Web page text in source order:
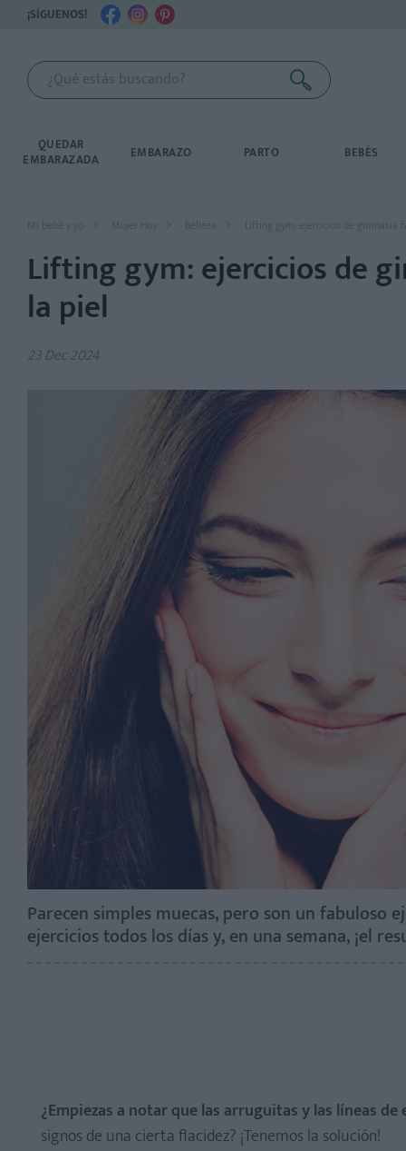
¡SÍGUENOS!
QUEDAR
EMBARAZADA EMBARAZO PARTO BEBÉS
Mi bebé y yo Mujer Hoy Belleza Lifting gym: ejercicios de gimnasia
Lifting gym: ejercicios de
la piel
23 Dec 2024
Parecen simples muecas, pero son un fabuloso
ejercicios todos los días y, en una semana, ¡el
¿Empiezas a notar que las arruguitas y las líneas
signos de una cierta flacidez? ¡Tenemos la solución!